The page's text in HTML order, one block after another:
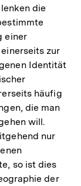
die
einer
zur
Identität
häufig
die man
will.
nur
so ist dies
der